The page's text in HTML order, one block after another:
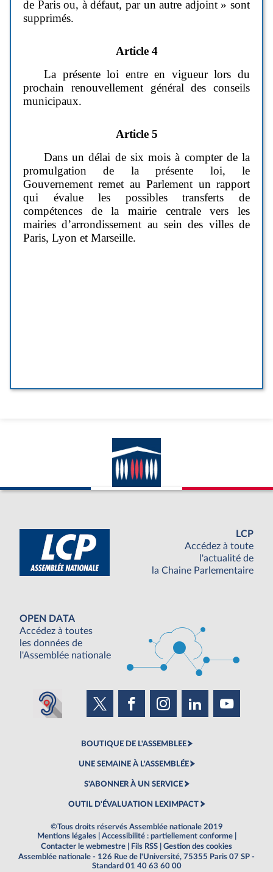
LCP
Accédez à toute
l'actualité de
la Chaine Parlementaire
OPEN DATA
Accédez à toutes
les données de
l'Assemblée nationale
BOUTIQUE DE L'ASSEMBLEE
UNE SEMAINE À L'ASSEMBLÉE
S'ABONNER À UN SERVICE
OUTIL D'ÉVALUATION LEXIMPACT
©Tous droits réservés Assemblée nationale 2019
Mentions légales
Accessibilité : partiellement conforme
Contacter le webmestre
Fils RSS
Gestion des cookies
Assemblée nationale - 126 Rue de l'Université, 75355 Paris 07 SP -
Standard 01 40 63 60 00